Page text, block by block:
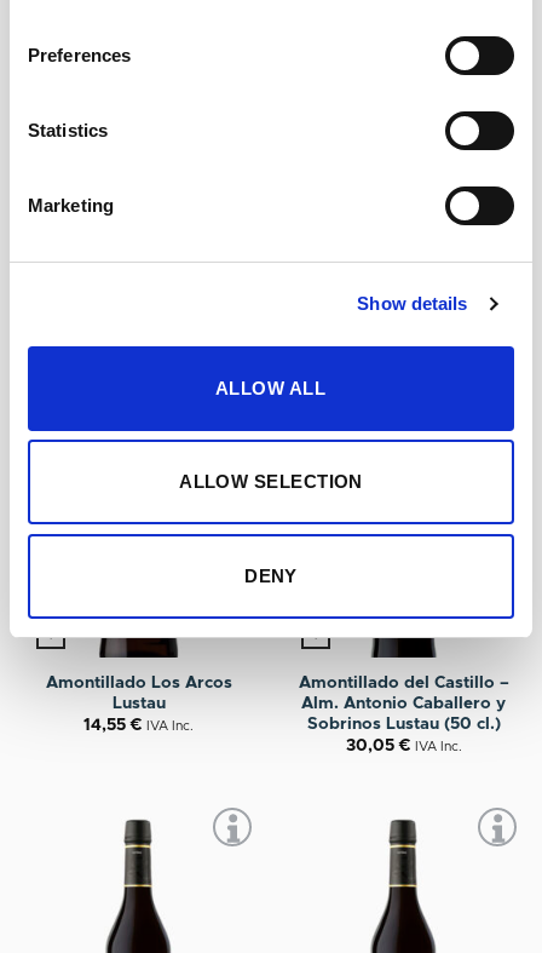
Preferences
Statistics
Marketing
Show details
ALLOW ALL
ALLOW SELECTION
DENY
21,75€ IVA Inc.
+
Amontillado Los Arcos
Lustau
14,55€ IVA Inc.
+
Amontillado del Castillo –
Alm. Antonio Caballero y
Sobrinos Lustau (50 cl.)
30,05€ IVA Inc.